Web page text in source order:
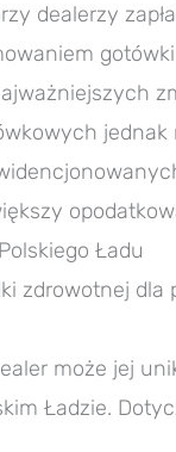
dealerzy
jednak
Ładu
zdrowotnej
może jej
Ładzie.